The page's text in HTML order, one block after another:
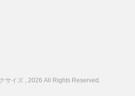
サイズ , 2026 All Rights Reserved.